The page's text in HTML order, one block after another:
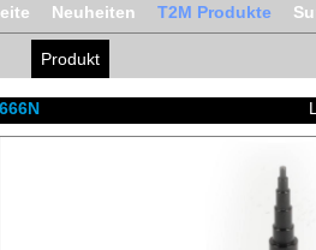
Neuheiten T2M Produkte
Produkt